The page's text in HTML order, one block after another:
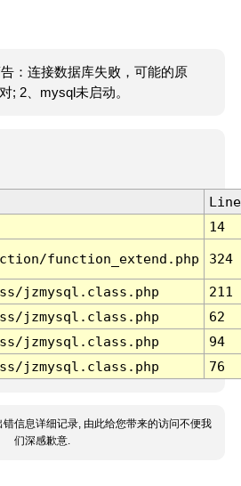
：连接数据库失败，可能的原
; 2、mysql未启动。
Line
14
function_extend.php 324
jzmysql.class.php
211
jzmysql.class.php
62
jzmysql.class.php
94
jzmysql.class.php 76
错信息详细记录, 由此给您带来的访问不便我
们深感歉意.